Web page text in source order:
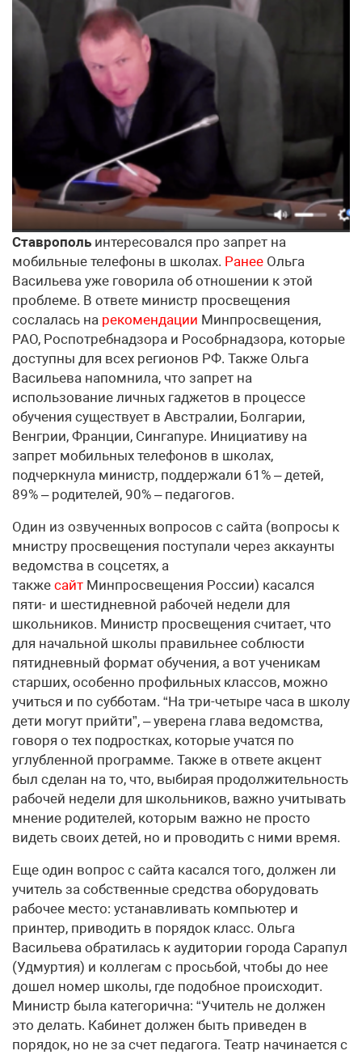
Ставрополь интересовался про запрет на
мобильные телефоны в школах. Ранее Ольга
Васильева уже говорила об отношении к этой
проблеме. В ответе министр просвещения
сослалась на рекомендации Минпросвещения,
РАО, Роспотребнадзора и Рособрнадзора, которые
доступны для всех регионов РФ. Также Ольга
Васильева напомнила, что запрет на
использование личных гаджетов в процессе
обучения существует в Австралии, Болгарии,
Венгрии, Франции, Сингапуре. Инициативу на
запрет мобильных телефонов в школах,
подчеркнула министр, поддержали 61% – детей,
89% – родителей, 90% – педагогов.
Один из озвученных вопросов с сайта (вопросы к
мнистру просвещения поступали через аккаунты
ведомства в соцсетях, а
также сайт Минпросвещения России) касался
пяти- и шестидневной рабочей недели для
школьников. Министр просвещения считает, что
для начальной школы правильнее соблюсти
пятидневный формат обучения, а вот ученикам
старших, особенно профильных классов, можно
учиться и по субботам. “На три-четыре часа в школу
дети могут прийти”, – уверена глава ведомства,
говоря о тех подростках, которые учатся по
углубленной программе. Также в ответе акцент
был сделан на то, что, выбирая продолжительность
рабочей недели для школьников, важно учитывать
мнение родителей, которым важно не просто
видеть своих детей, но и проводить с ними время.
Еще один вопрос с сайта касался того, должен ли
учитель за собственные средства оборудовать
рабочее место: устанавливать компьютер и
принтер, приводить в порядок класс. Ольга
Васильева обратилась к аудитории города Сарапул
(Удмуртия) и коллегам с просьбой, чтобы до нее
дошел номер школы, где подобное происходит.
Министр была категорична: “Учитель не должен
это делать. Кабинет должен быть приведен в
порядок, но не за счет педагога. Театр начинается с